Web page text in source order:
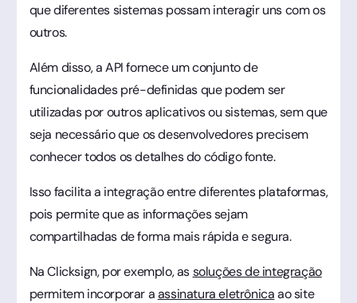
que diferentes sistemas possam interagir uns com os
outros.
Além disso, a API fornece um conjunto de
funcionalidades pré-definidas que podem ser
utilizadas por outros aplicativos ou sistemas, sem que
seja necessário que os desenvolvedores precisem
conhecer todos os detalhes do código fonte.
Isso facilita a integração entre diferentes plataformas,
pois permite que as informações sejam
compartilhadas de forma mais rápida e segura.
Na Clicksign, por exemplo, assoluções de integração
permitem incorporar aassinatura eletrônicaao site